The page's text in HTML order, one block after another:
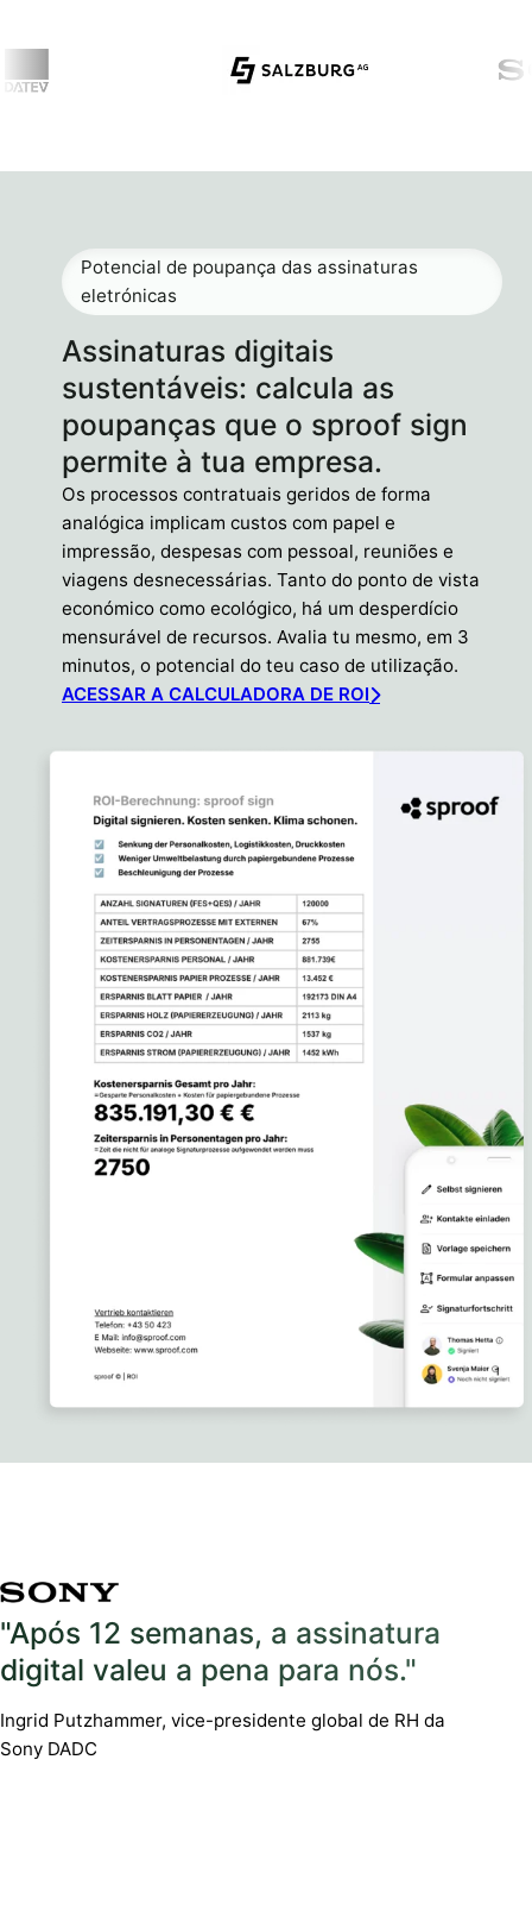
Assinaturas digitais
sustentáveis: calcula as
poupanças que o sproof sign
permite à tua empresa.
Potencial de poupança das assinaturas
eletrónicas
Os processos contratuais geridos de forma
analógica implicam custos com papel e
impressão, despesas com pessoal, reuniões e
viagens desnecessárias. Tanto do ponto de vista
económico como ecológico, há um desperdício
mensurável de recursos. Avalia tu mesmo, em 3
minutos, o potencial do teu caso de utilização.
ACESSAR A CALCULADORA DE ROI
"Após 12 semanas, a assinatura
digital valeu a pena para nós."
Ingrid Putzhammer, vice-presidente global de RH da
Sony DADC